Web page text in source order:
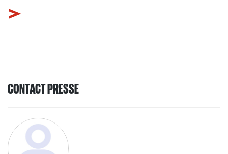
CONTACT PRESSE